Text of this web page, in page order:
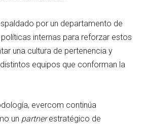
por un departamento de
internas para reforzar estos
una cultura de pertenencia y
equipos que conforman la
evercom continúa
un partnerestratégico de